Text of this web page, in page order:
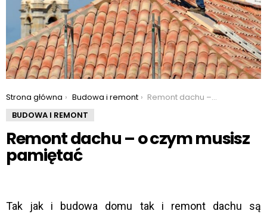
You are here:
Strona główna Budowa i remont
Remont dachu – o czym musisz pamiętać
BUDOWA I REMONT
Remont dachu – o czym musisz
pamiętać
Tak jak i budowa domu tak i remont dachu są